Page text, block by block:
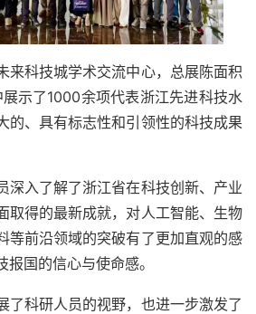
来科技城学术交流中心，总展陈面积
示了1000余项代表浙江先进科技水
的、具有标志性和引领性的科技成果
深入了解了浙江省在科技创新、产业
取得的最新成就，对人工智能、生物
等前沿领域的突破有了更加直观的感
国的信心与使命感。
了科研人员的视野，也进一步激发了